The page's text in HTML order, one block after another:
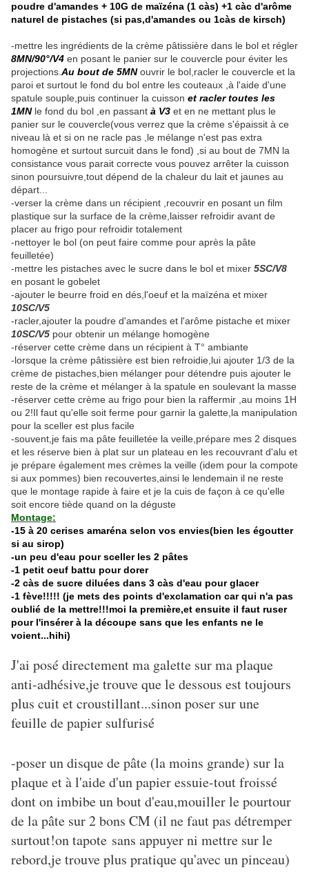
poudre d'amandes + 10G de maïzéna (1 càs) +1 càc d'arôme
naturel de pistaches (si pas,d'amandes ou 1càs de kirsch)
-mettre les ingrédients de la crème pâtissière dans le bol et régler
8MN/90°/V4 en posant le panier sur le couvercle pour éviter les
projections. Au bout de 5MNouvrir le bol,racler le couvercle et la
paroi et surtout le fond du bol entre les couteaux ,à l'aide d'une
spatule souple,puis continuer la cuisson et racler toutes les
1MN le fond du bol ,en passant à V3 et en ne mettant plus le
panier sur le couvercle(vous verrez que la crème s'épaissit à ce
niveau là et si on ne racle pas ,le mélange n'est pas extra
homogène et surtout surcuit dans le fond) ,si au bout de 7MN la
consistance vous parait correcte vous pouvez arrêter la cuisson
sinon poursuivre,tout dépend de la chaleur du lait et jaunes au
départ...
-verser la crème dans un récipient ,recouvrir en posant un film
plastique sur la surface de la crème,laisser refroidir avant de
placer au frigo pour refroidir totalement
-nettoyer le bol (on peut faire comme pour après la pâte
feuilletée)
-mettre les pistaches avec le sucre dans le bol et mixer 5SC/V8
en posant le gobelet
-ajouter le beurre froid en dés,l'oeuf et la maïzéna et mixer
10SC/V5
-racler,ajouter la poudre d'amandes et l'arôme pistache et mixer
10SC/V5 pour obtenir un mélange homogène
-réserver cette crème dans un récipient à T° ambiante
-lorsque la crème pâtissière est bien refroidie,lui ajouter 1/3 de la
crème de pistaches,bien mélanger pour détendre puis ajouter le
reste de la crème et mélanger à la spatule en soulevant la masse
-réserver cette crème au frigo pour bien la raffermir ,au moins 1H
ou 2!Il faut qu'elle soit ferme pour garnir la galette,la manipulation
pour la sceller est plus facile
-souvent,je fais ma pâte feuilletée la veille,prépare mes 2 disques
et les réserve bien à plat sur un plateau en les recouvrant d'alu et
je prépare également mes crèmes la veille (idem pour la compote
si aux pommes) bien recouvertes,ainsi le lendemain il ne reste
que le montage rapide à faire et je la cuis de façon à ce qu'elle
soit encore tiède quand on la déguste
Montage:
-15 à 20 cerises amaréna selon vos envies(bien les égoutter
si au sirop)
-un peu d'eau pour sceller les 2 pâtes
-1 petit oeuf battu pour dorer
-2 càs de sucre diluées dans 3 càs d'eau pour glacer
-1 fève!!!!! (je mets des points d'exclamation car qui n'a pas
oublié de la mettre!!!moi la première,et ensuite il faut ruser
pour l'insérer à la découpe sans que les enfants ne le
voient...hihi)
J'ai posé directement ma galette sur ma plaque
anti-adhésive,je trouve que le dessous est toujours
plus cuit et croustillant...sinon poser sur une
feuille de papier sulfurisé
-poser un disque de pâte (la moins grande) sur la
plaque et à l'aide d'un papier essuie-tout froissé
dont on imbibe un bout d'eau,mouiller le pourtour
de la pâte sur 2 bons CM (il ne faut pas détremper
surtout!on tapote sans appuyer ni mettre sur le
rebord,je trouve plus pratique qu'avec un pinceau)